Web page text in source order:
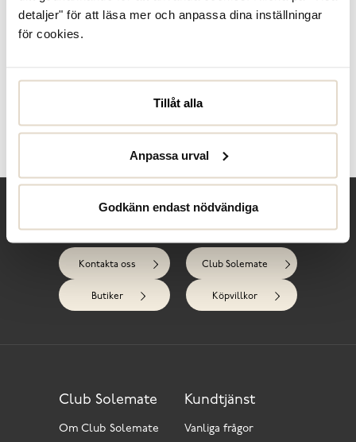
detaljer" för att läsa mer och anpassa dina inställningar
för cookies.
Tillåt alla
Anpassa urval
Godkänn endast nödvändiga
och slitstark gummisula får du komfort och grepp hela
dagen. Ovandelen består av minst ...
Kontakta oss Club Solemate
Butiker Köpvillkor
Kundtjänst
Vanliga frågor
Club Solemate
Om Club Solemate